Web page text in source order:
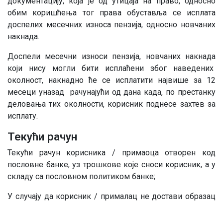
обим коришћења тог права обуставља се исплата
доспелих месечних износа пензија, односно новчаних
накнада.
Доспели месечни износи пензија, новчаних накнада
који нису могли бити исплаћени због наведених
околност, накнадно ће се исплатити највише за 12
месеци уназад рачунајући од дана када, по престанку
деловања тих околности, корисник поднесе захтев за
исплату.
Текући рачун
Текући рачун корисника / примаоца отворен код
пословне банке, уз трошкове које сноси корисник, а у
складу са пословном политиком банке;
У случају да корисник / прималац не достави образац